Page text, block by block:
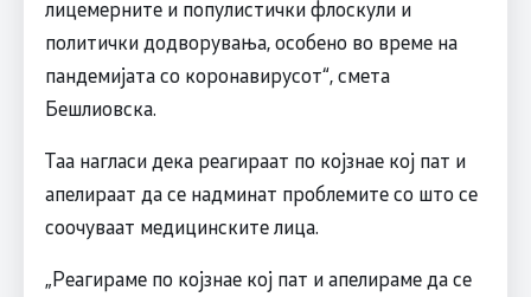
лицемерните и популистички флоскули и
политички додворувања, особено во време на
пандемијата со коронавирусот“, смета
Бешлиовска.
Таа нагласи дека реагираат по којзнае кој пат и
апелираат да се надминат проблемите со што се
соочуваат медицинските лица.
„Реагираме по којзнае кој пат и апелираме да се